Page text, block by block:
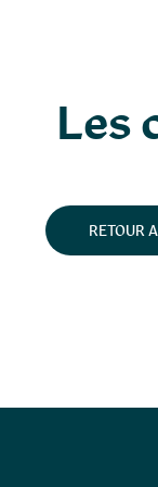
Les
RETOUR